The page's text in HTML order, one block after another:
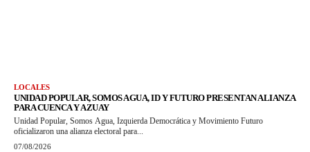
LOCALES
UNIDAD POPULAR, SOMOS AGUA, ID Y FUTURO PRESENTAN ALIANZA
PARA CUENCA Y AZUAY
Unidad Popular, Somos Agua, Izquierda Democrática y Movimiento Futuro
oficializaron una alianza electoral para...
07/08/2026